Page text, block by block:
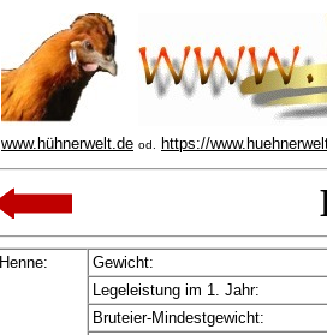
www.hühnerwelt.de od. https://
Henne:
Gewicht:
Legeleistung im 1. Jahr:
Bruteier-Mindestgewicht: